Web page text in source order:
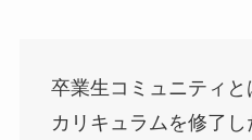
卒業生コミュニティ
カリキュラムを修了